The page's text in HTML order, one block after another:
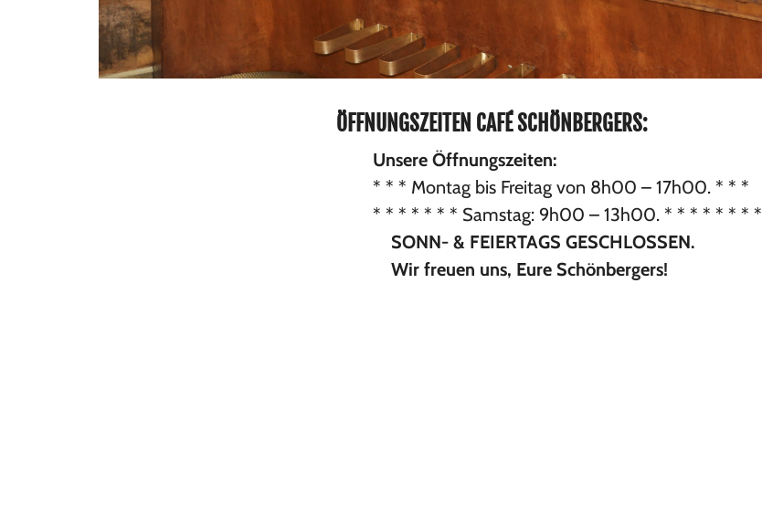
ÖFFNUNGSZEITEN CAFÉ SCHÖNBERGERS:
Unsere Öffnungszeiten:
* * * Montag bis Freitag von 8h00 – 17h00. * * *
* * * * * * * Samstag: 9h00 – 13h00. * * * * * * * *
SONN- & FEIERTAGS GESCHLOSSEN.
Wir freuen uns, Eure Schönbergers!